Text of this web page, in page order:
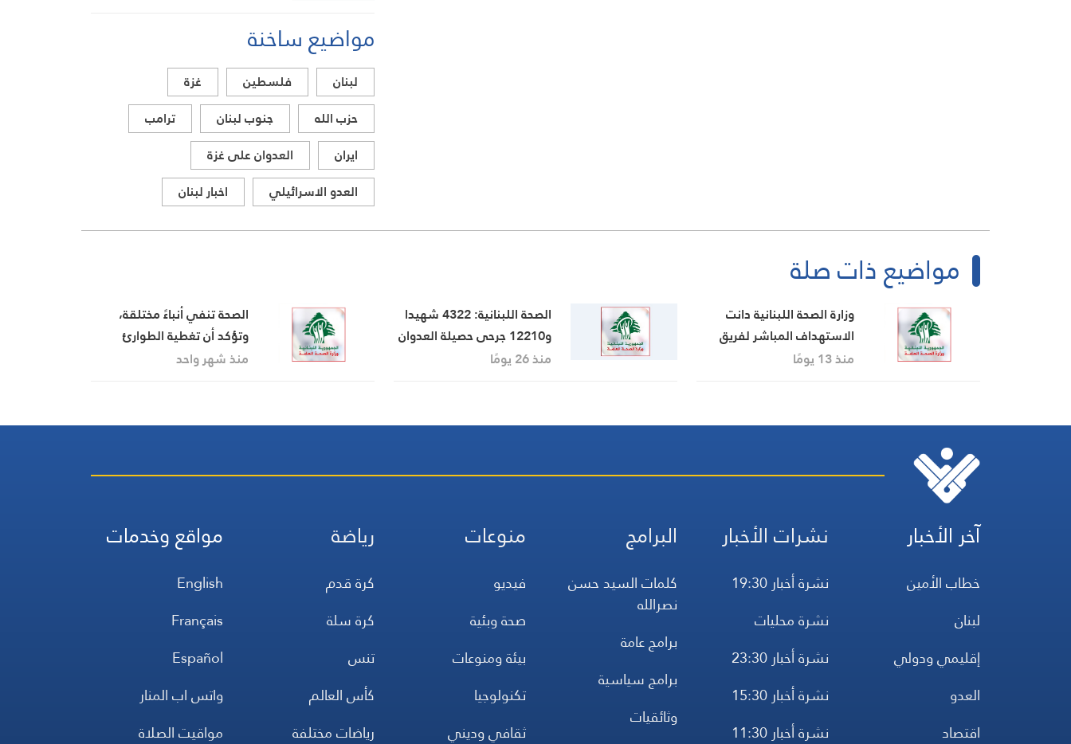
وتوقيف إحدى المشتبه بهن بانتحال
صفة “مفتشة في الوزارةمواضيع ساخنة
لبنان فلسطين
غزة
حزب الله
جنوب لبنان
ترامب
ايران
العدوان على غزة
العدو الاسرائيلي
اخبار لبنان
مواضيع ذات صلة
وزارة الصحة اللبنانية دانت
الاستهداف المباشر لفريق
إسعافي في النبطية الفوقا
منذ 13 يومًا
الصحة اللبنانية: 4322 شهيدا
و12210 جرحى حصيلة العدوان
الاسرائيلي
منذ 26 يومًا
الصحة تنفي أنباءً مختلقة،
وتؤكد أن تغطية الطوارئ
والاستشفاء تشمل جميع
تمييز
منذ شهر واحد
آخر الأخبار
خطاب الأمين
لبنان
إقليمي ودولي
العدو
اقتصاد
نشرات الأخبار
نشرة أخبار 19:30
نشرة محليات
نشرة أخبار 23:30
نشرة أخبار 15:30
نشرة أخبار 11:30
البرامج
كلمات السيد حسن
نصرالله
برامج عامة
برامج سياسية
وثائقيات
منوعات
فيديو
صحة وبئية
بيئة ومنوعات
تكنولوجيا
ثقافي وديني
رياضة
كرة قدم
كرة سلة
تنس
كأس العالم
رياضات مختلفة
مواقع وخدمات
English
Français
Español
واتس اب المنار
مواقيت الصلاة